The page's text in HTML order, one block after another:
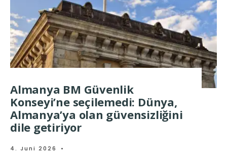
Almanya BM Güvenlik
Konseyi’ne seçilemedi: Dünya,
Almanya’ya olan güvensizliğini
dile getiriyor
4. Juni 2026 •